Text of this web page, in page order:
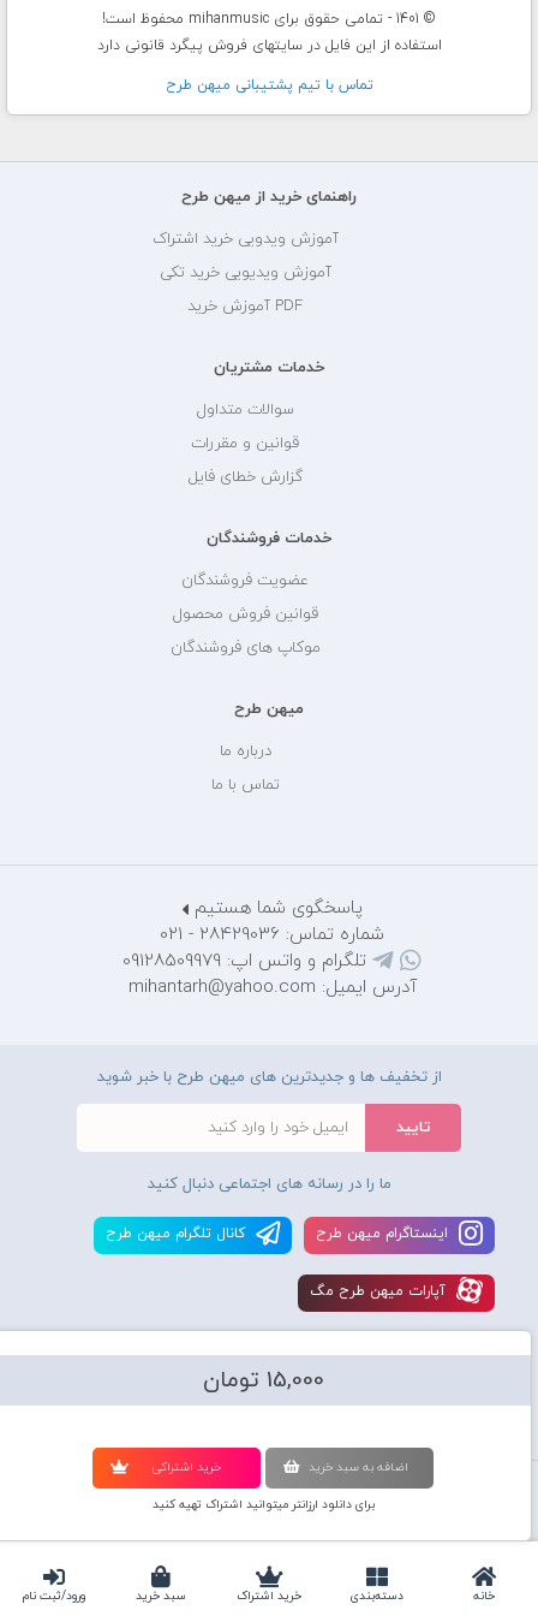
خانه دسته‌بندی‌ خرید اشتراک سبد خرید ورود/ثبت نام
15,000 تومان
اضافه به سبد خريد خريد اشتراکی
برای دانلود ارزانتر میتوانید اشتراک تهیه کنید
© 1401 - تمامی حقوق برای mihanmusic محفوظ است!
استفاده از این فایل در سایتهای فروش پیگرد قانونی دارد
تماس با تيم پشتيبانی ميهن طرح
راهنمای خرید از میهن طرح
آموزش ویدویی خرید اشتراک
آموزش ویدیویی خرید تکی
PDF آموزش خرید
خدمات مشتریان
سوالات متداول
قوانین و مقررات
گزارش خطای فایل
خدمات فروشندگان
عضویت فروشندگان
قوانین فروش محصول
موکاپ های فروشندگان
میهن طرح
درباره ما
تماس با ما
پاسخگوی شما هستیم
شماره تماس: 28429036 - 021
تلگرام و واتس اپ: 09128509979
آدرس ایمیل: mihantarh@yahoo.com
از تخفیف ها و جدیدترین های میهن طرح با خبر شوید
ما را در رسانه های اجتماعی دنبال کنید
اينستاگرام ميهن طرح کانال تلگرام ميهن طرح
آپارات ميهن طرح مگ
استفاده از محصولات سايت میهن طرح برای مقاصد تجاری ممنوع و موجب پیگرد
قانونی میباشد و کليه حقوق اين سايت متعلق به شرکت دانش بنیان میهن طرح
Copyright © 2010-2020 Mihantarh Graphic All Rights Reserved